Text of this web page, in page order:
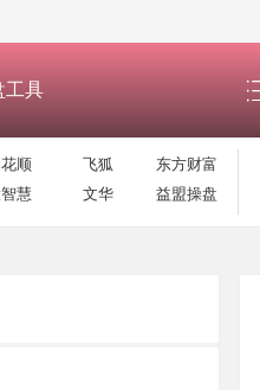
工具
花顺 飞狐
东方财富
慧
文华 益盟操盘